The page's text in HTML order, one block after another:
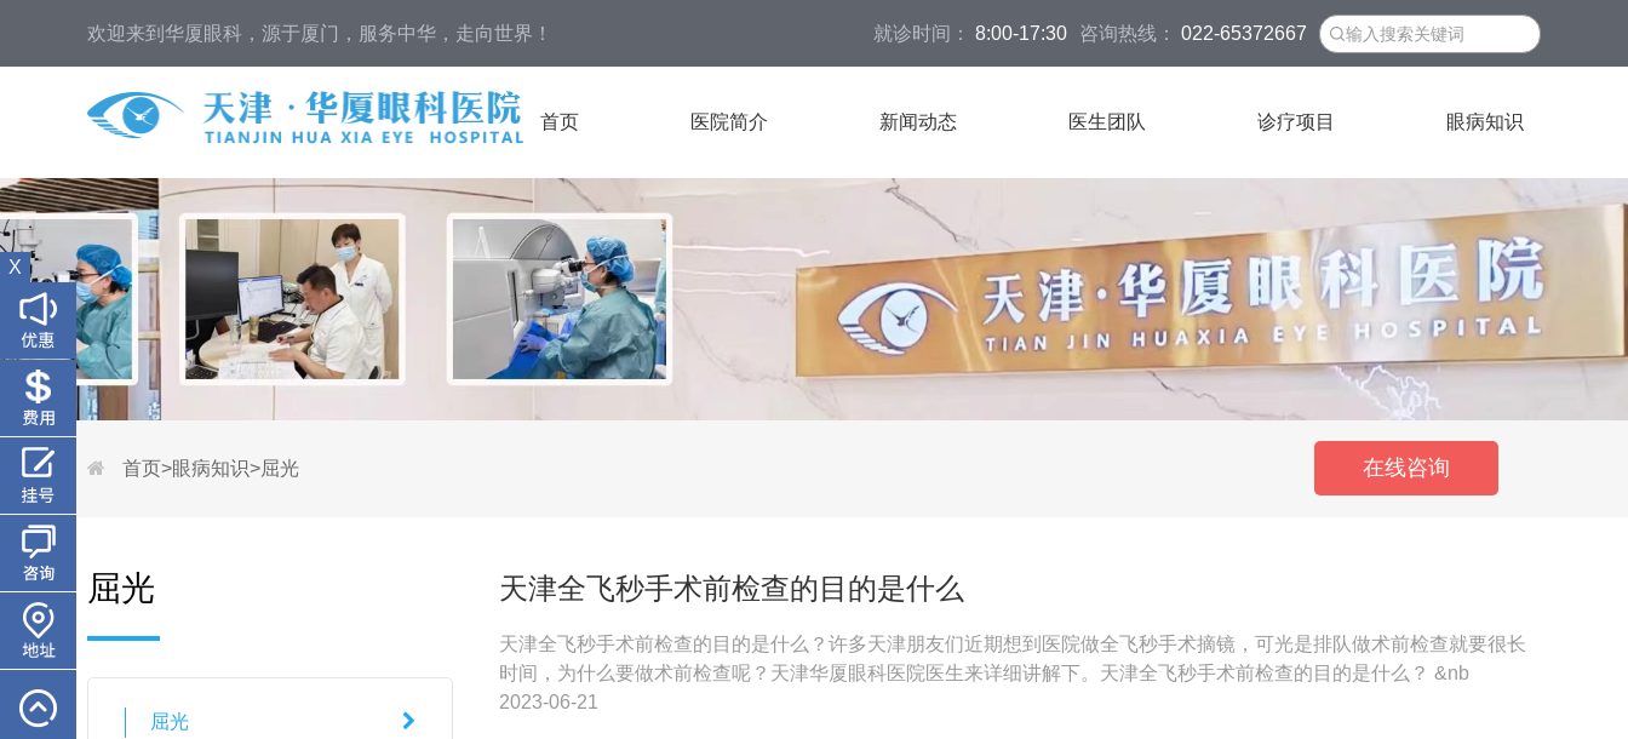
欢迎来到华厦眼科，源于厦门，服务中华，走向世界！ 就诊时间： 8:00-17:30 咨询热线： 022-65372667
首页 医院简介 新闻动态 医生团队 诊疗项目 眼病知识
首页>眼病知识>屈光 在线咨询
屈光
屈光
天津全飞秒手术前检查的目的是什么
天津全飞秒手术前检查的目的是什么？许多天津朋友们近期想到医院做全飞秒手术摘镜，可光是排队做术前检查就要很长
时间，为什么要做术前检查呢？天津华厦眼科医院医生来详细讲解下。天津全飞秒手术前检查的目的是什么？ &nb
2023-06-21
X